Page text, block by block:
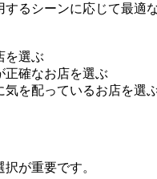
るシーンに応じて最適
を選ぶ
正確なお店を選ぶ
を配っているお店を選
が重要です。